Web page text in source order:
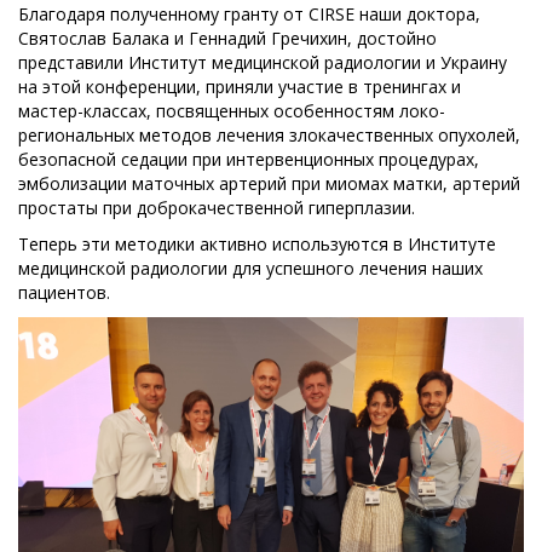
Благодаря полученному гранту от CIRSE наши доктора,
Святослав Балака и Геннадий Гречихин, достойно
представили Институт медицинской радиологии и Украину
на этой конференции, приняли участие в тренингах и
мастер-классах, посвященных особенностям локо-
региональных методов лечения злокачественных опухолей,
безопасной седации при интервенционных процедурах,
эмболизации маточных артерий при миомах матки, артерий
простаты при доброкачественной гиперплазии.
Теперь эти методики активно используются в Институте
медицинской радиологии для успешного лечения наших
пациентов.